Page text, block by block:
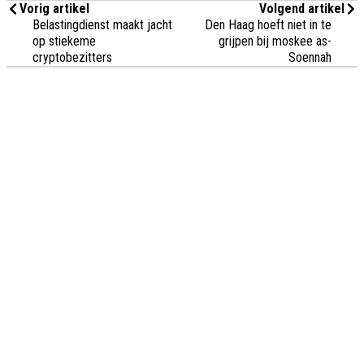
Vorig artikel
Belastingdienst maakt jacht
op stiekeme
cryptobezitters
Volgend artikel
Den Haag hoeft niet in te
grijpen bij moskee as-
Soennah